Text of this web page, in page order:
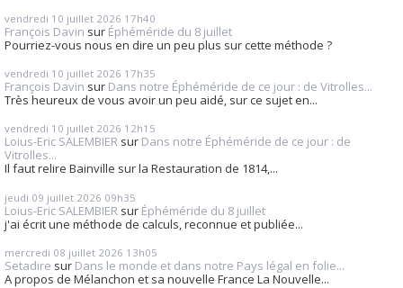
vendredi 10 juillet 2026 17h40
François Davin sur Éphéméride du 8 juillet
Pourriez-vous nous en dire un peu plus sur cette méthode ?
vendredi 10 juillet 2026 17h35
François Davin sur Dans notre Éphéméride de ce jour : de Vitrolles...
Très heureux de vous avoir un peu aidé, sur ce sujet en...
vendredi 10 juillet 2026 12h15
Loius-Eric SALEMBIER sur Dans notre Éphéméride de ce jour : de
Vitrolles...
Il faut relire Bainville sur la Restauration de 1814,...
jeudi 09 juillet 2026 09h35
Loius-Eric SALEMBIER sur Éphéméride du 8 juillet
j'ai écrit une méthode de calculs, reconnue et publiée...
mercredi 08 juillet 2026 13h05
Setadire sur Dans le monde et dans notre Pays légal en folie...
A propos de Mélanchon et sa nouvelle France La Nouvelle...